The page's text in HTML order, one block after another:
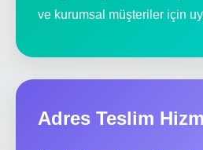
ve kurumsal müşteriler için
Adres Teslim